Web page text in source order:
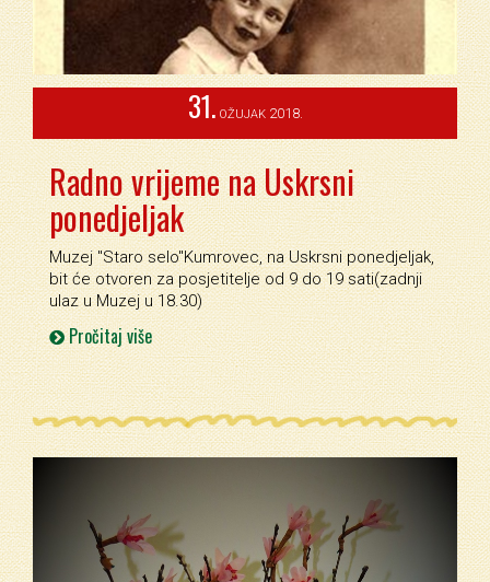
31. OŽUJAK 2018.
Radno vrijeme na Uskrsni
ponedjeljak
Muzej ''Staro selo''Kumrovec, na Uskrsni ponedjeljak,
bit će otvoren za posjetitelje od 9 do 19 sati(zadnji
ulaz u Muzej u 18.30)
Pročitaj više